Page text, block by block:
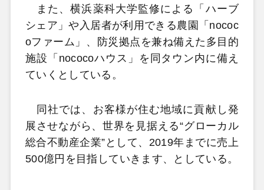
また、横浜薬科大学監修による「ハーブ
シェア」や入居者が利用できる農園「nococ
oファーム」、防災拠点を兼ね備えた多目的
施設「nococoハウス」を同タウン内に備え
ていくとしている。
同社では、お客様が住む地域に貢献し発
展させながら、世界を見据える“グローカル
総合不動産企業”として、2019年までに売上
500億円を目指していきます、としている。